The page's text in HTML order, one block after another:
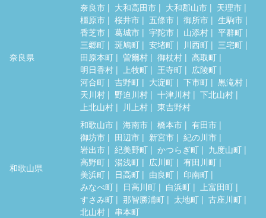
奈良県
奈良市 大和高田市 大和郡山市
天理市
橿原市
桜井市 五條市 御所市
生駒市
香芝市
葛城市 宇陀市 山添村
平群町
三郷町
斑鳩町 安堵町 川西町
三宅町
田原本町
曽爾村 御杖村
高取町
明日香村
上牧町 王寺町
広陵町
河合町
吉野町 大淀町 下市町
黒滝村
天川村
野迫川村 十津川村
下北山村
上北山村
川上村 東吉野村
和歌山県
和歌山市 海南市 橋本市
有田市
御坊市
田辺市 新宮市
紀の川市
岩出市
紀美野町 かつらぎ町
九度山町
高野町
湯浅町 広川町
有田川町
美浜町
日高町 由良町
印南町
みなべ町
日高川町 白浜町
上富田町
すさみ町
那智勝浦町 太地町
古座川町
北山村
串本町